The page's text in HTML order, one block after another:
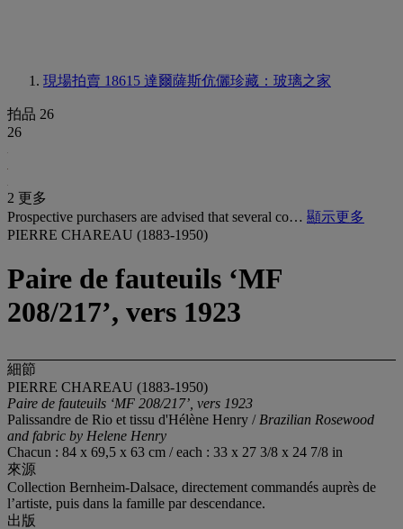
現場拍賣 18615 達爾薩斯伉儷珍藏：玻璃之家
拍品 26
26
2 更多
Prospective purchasers are advised that several co… 顯示更多
PIERRE CHAREAU (1883-1950)
Paire de fauteuils ‘MF
208/217’, vers 1923
細節
PIERRE CHAREAU (1883-1950)
Paire de fauteuils ‘MF 208/217’, vers 1923
Palissandre de Rio et tissu d'Hélène Henry / Brazilian Rosewood
and fabric by Helene Henry
Chacun : 84 x 69,5 x 63 cm / each : 33 x 27 3/8 x 24 7/8 in
來源
Collection Bernheim-Dalsace, directement commandés auprès de
l’artiste, puis dans la famille par descendance.
出版